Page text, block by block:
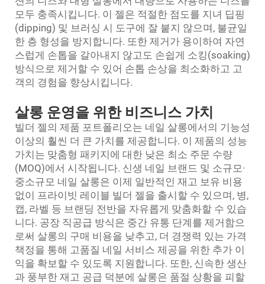
모두 충족시킵니다. 이 젤은 적절한 점도를 지녀 딥핑
(dipping) 및 브러싱 시 도구에 잘 붙지 않으며, 불균일
한 층 형성을 방지합니다. 또한 제거가 용이하여 자연
스럽게 손톱을 갈아내지 않고도 손쉽게 소킹(soaking)
방식으로 제거할 수 있어 손톱 손상을 최소화하고 고
객의 경험을 향상시킵니다.
살롱 운영을 위한 비즈니스 가치
빌더 젤의 제품 포트폴리오는 네일 살롱에서의 기능성
이상의 훨씬 더 큰 가치를 제공합니다. 이 제품의 성능
가치는 맞춤형 패키지에 대한 낮은 최소 주문 수량
(MOQ)에서 시작됩니다. 신생 네일 브랜드 및 소규모·
중소규모 네일 살롱은 이제 일반적인 재고 보유 비용
없이 프라이빗 레이블 빌더 젤을 출시할 수 있으며, 병,
캡, 라벨 등 브랜딩 전반을 자유롭게 맞춤화할 수 있습
니다. 공장 직공급 방식은 중간 유통 단계를 제거함으
로써 살롱의 구매 비용을 낮추고, 더 경쟁력 있는 가격
책정을 통해 고품질 네일 서비스 제공을 위한 추가 이
익을 확보할 수 있도록 지원합니다. 또한, 신속한 생산
과 풍부한 재고 공급 덕분에 살롱은 품절 상황을 피할